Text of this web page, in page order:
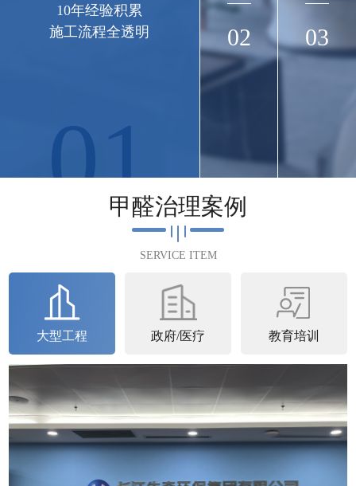
10年经验积累
施工流程全透明
01
02 03
甲醛治理案例
SERVICE ITEM
大型工程 政府/医疗 教育培训
长江集团
路88号匠心城·三阳中心22-29F）空气治理圆
满完成2023年4月25日完成第...
查看详情
石家庄中核
中核汇能河北新能源有限公司空气治理圆满完